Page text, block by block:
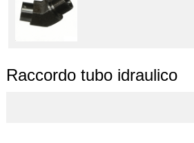
Raccordo tubo idraulico